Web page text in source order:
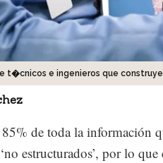
t�cnicos e ingenieros que
de toda la información
estructurados’, por lo